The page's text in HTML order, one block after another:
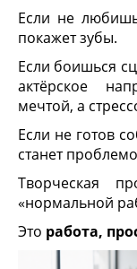
Если не
покажет зубы.
Если боишься
актёрское
мечтой, а
Если не готов
станет
Творческая
«нормальной
Это работа,